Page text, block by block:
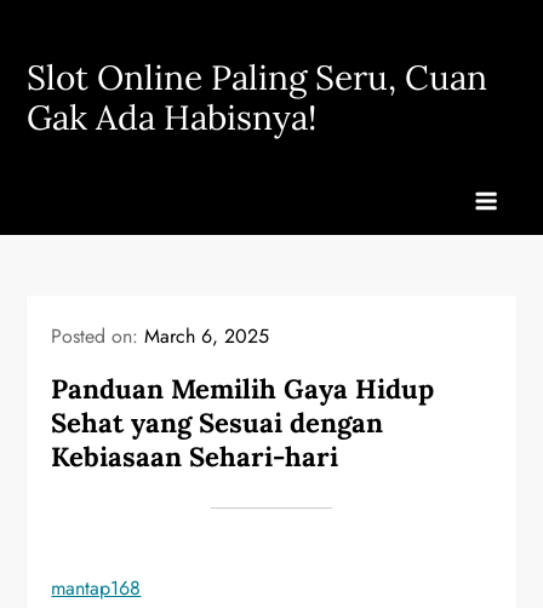
contentSlot Online Paling Seru, Cuan
Gak Ada Habisnya!
Posted on:March 6, 2025
Panduan Memilih Gaya Hidup
Sehat yang Sesuai dengan
Kebiasaan Sehari-hari
mantap168